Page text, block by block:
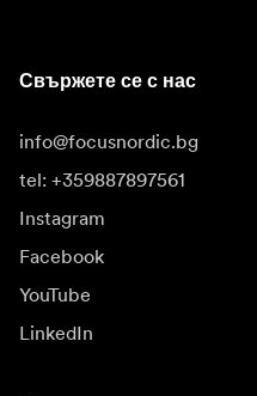
Свържете се с нас
info@focusnordic.bg
tel: +359887897561
Instagram
Facebook
YouTube
LinkedIn